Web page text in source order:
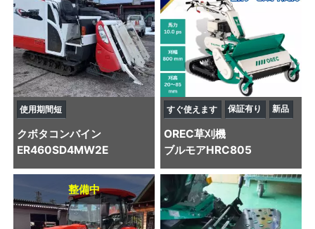
使用期間短
クボタ コンバイン
ER460SD4MW2E
すぐ使えます 保証有り 新品
OREC草刈機
ブルモアHRC805
整備中